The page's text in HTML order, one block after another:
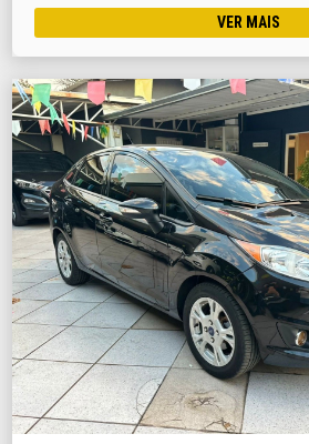
VER MAIS